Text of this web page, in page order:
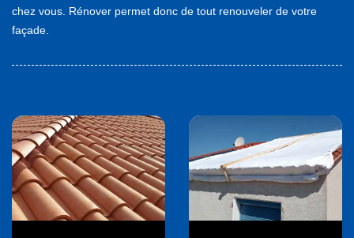
chez vous. Rénover permet donc de tout renouveler de votre
façade.